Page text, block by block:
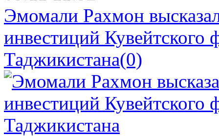
Эмомали Рахмон
инвестиций Кувейтского
Таджикистана(0)